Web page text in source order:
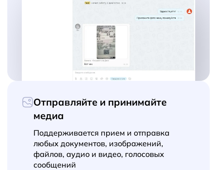
Отправляйте и принимайте
медиа
Поддерживается прием и отправка
любых документов, изображений,
файлов, аудио и видео, голосовых
сообщений